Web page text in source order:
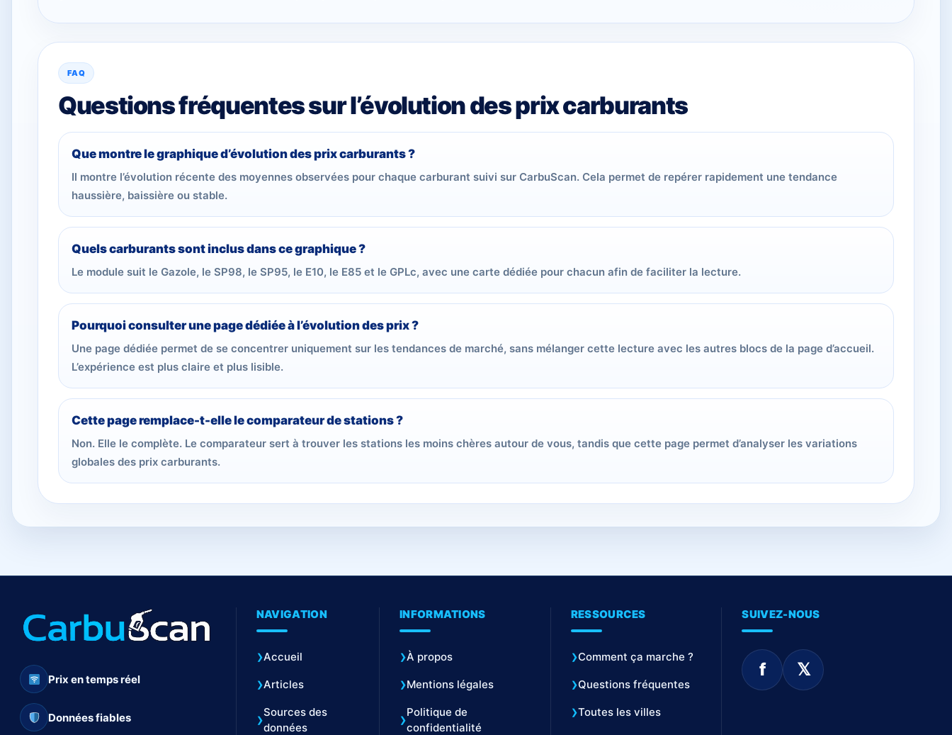
FAQ
Questions fréquentes sur l’évolution des prix carburants
Que montre le graphique d’évolution des prix carburants ?
Il montre l’évolution récente des moyennes observées pour chaque carburant suivi sur CarbuScan. Cela permet de repérer rapidement une tendance
haussière, baissière ou stable.
Quels carburants sont inclus dans ce graphique ?
Le module suit le Gazole, le SP98, le SP95, le E10, le E85 et le GPLc, avec une carte dédiée pour chacun afin de faciliter la lecture.
Pourquoi consulter une page dédiée à l’évolution des prix ?
Une page dédiée permet de se concentrer uniquement sur les tendances de marché, sans mélanger cette lecture avec les autres blocs de la page d’accueil.
L’expérience est plus claire et plus lisible.
Cette page remplace-t-elle le comparateur de stations ?
Non. Elle le complète. Le comparateur sert à trouver les stations les moins chères autour de vous, tandis que cette page permet d’analyser les variations
globales des prix carburants.
Prix en temps réel
Données fiables
NAVIGATION
Accueil
Articles
Sources des
données
INFORMATIONS
À propos
Mentions légales
Politique de
confidentialité
RESSOURCES
Comment ça marche ?
Questions fréquentes
Toutes les villes
SUIVEZ-NOUS
f 𝕏